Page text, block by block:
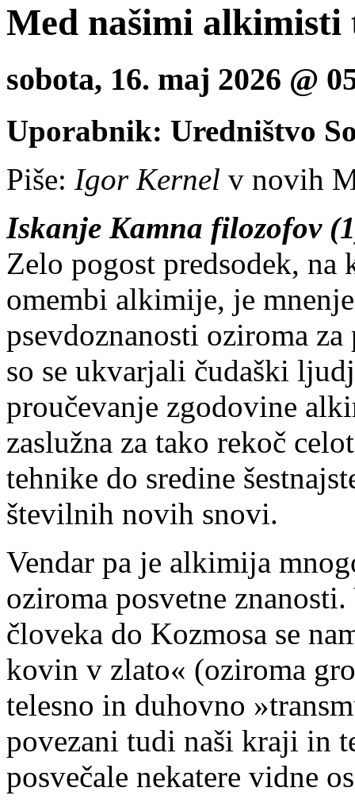
Med našimi alkimisti
sobota, 16. maj 2026 @
Uporabnik: Uredništvo
Piše: Igor Kernel v novih
Iskanje Kamna filozofov
Zelo pogost predsodek, na
omembi alkimije, je
psevdoznanosti oziroma
so se ukvarjali čudaški
proučevanje zgodovine
zaslužna za tako rekoč
tehnike do sredine
številnih novih snovi.
Vendar pa je alkimija
oziroma posvetne
človeka do Kozmosa se
kovin v zlato« (oziroma
telesno in duhovno
povezani tudi naši kraji in
posvečale nekatere vidne